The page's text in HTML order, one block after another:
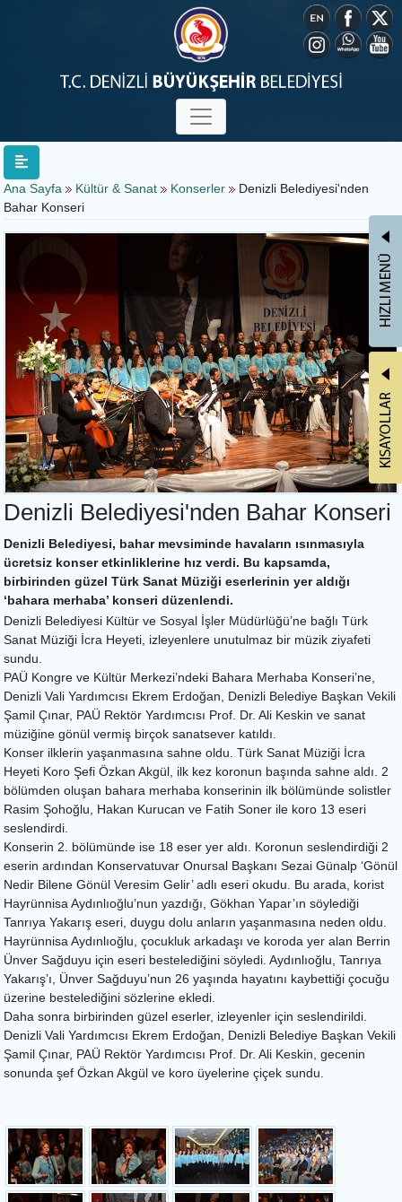
Ana Sayfa Kültür & Sanat Konserler
Denizli Belediyesi'nden
Bahar Konseri
Denizli Belediyesi'nden Bahar Konseri
Denizli Belediyesi, bahar mevsiminde havaların ısınmasıyla
ücretsiz konser etkinliklerine hız verdi. Bu kapsamda,
birbirinden güzel Türk Sanat Müziği eserlerinin yer aldığı
‘bahara merhaba’ konseri düzenlendi.
Denizli Belediyesi Kültür ve Sosyal İşler Müdürlüğü’ne bağlı Türk
Sanat Müziği İcra Heyeti, izleyenlere unutulmaz bir müzik ziyafeti
sundu.
PAÜ Kongre ve Kültür Merkezi’ndeki Bahara Merhaba Konseri’ne,
Denizli Vali Yardımcısı Ekrem Erdoğan, Denizli Belediye Başkan Vekili
Şamil Çınar, PAÜ Rektör Yardımcısı Prof. Dr. Ali Keskin ve sanat
müziğine gönül vermiş birçok sanatsever katıldı.
Konser ilklerin yaşanmasına sahne oldu. Türk Sanat Müziği İcra
Heyeti Koro Şefi Özkan Akgül, ilk kez koronun başında sahne aldı. 2
bölümden oluşan bahara merhaba konserinin ilk bölümünde solistler
Rasim Şohoğlu, Hakan Kurucan ve Fatih Soner ile koro 13 eseri
seslendirdi.
Konserin 2. bölümünde ise 18 eser yer aldı. Koronun seslendirdiği 2
eserin ardından Konservatuvar Onursal Başkanı Sezai Günalp ‘Gönül
Nedir Bilene Gönül Veresim Gelir’ adlı eseri okudu. Bu arada, korist
Hayrünnisa Aydınlıoğlu’nun yazdığı, Gökhan Yapar’ın söylediği
Tanrıya Yakarış eseri, duygu dolu anların yaşanmasına neden oldu.
Hayrünnisa Aydınlıoğlu, çocukluk arkadaşı ve koroda yer alan Berrin
Ünver Sağduyu için eseri bestelediğini söyledi. Aydınlıoğlu, Tanrıya
Yakarış’ı, Ünver Sağduyu’nun 26 yaşında hayatını kaybettiği çocuğu
üzerine bestelediğini sözlerine ekledi.
Daha sonra birbirinden güzel eserler, izleyenler için seslendirildi.
Denizli Vali Yardımcısı Ekrem Erdoğan, Denizli Belediye Başkan Vekili
Şamil Çınar, PAÜ Rektör Yardımcısı Prof. Dr. Ali Keskin, gecenin
sonunda şef Özkan Akgül ve koro üyelerine çiçek sundu.